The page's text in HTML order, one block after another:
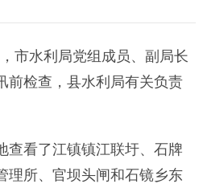
水利局党组成员、副局长
前检查，县水利局有关负责
看了江镇镇江联圩、石牌
理所、官坝头闸和石镜乡东